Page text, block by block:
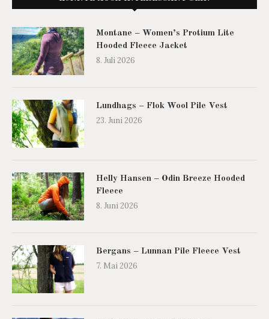
Montane – Women’s Protium Lite
Hooded Fleece Jacket
8. Juli 2026
Lundhags – Flok Wool Pile Vest
23. Juni 2026
Helly Hansen – Odin Breeze Hooded
Fleece
8. Juni 2026
Bergans – Lunnan Pile Fleece Vest
7. Mai 2026